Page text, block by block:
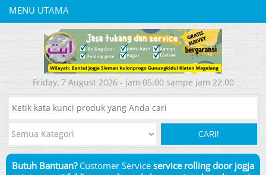
MENU UTAMA
Friday, 7 August 2026 - jam 05.00 sampe jam 22.00
CARI!
Butuh Bantuan?Customer Service service rolling door jogja